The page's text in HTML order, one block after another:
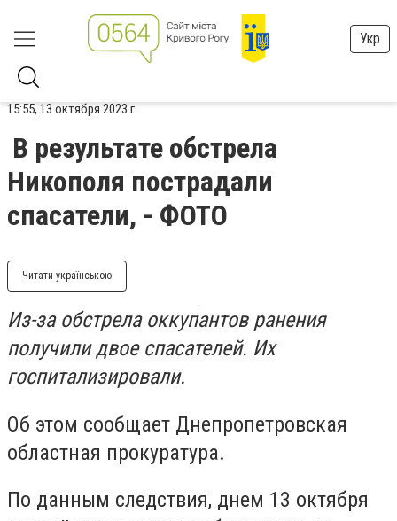
Укр
15:55, 13 октября 2023 г.
В результате обстрела
Никополя пострадали
спасатели, - ФОТО
Читати українською
Из-за обстрела оккупантов ранения
получили двое спасателей. Их
госпитализировали.
Об этом сообщает Днепропетровская
областная прокуратура.
По данным следствия, днем 13 октября